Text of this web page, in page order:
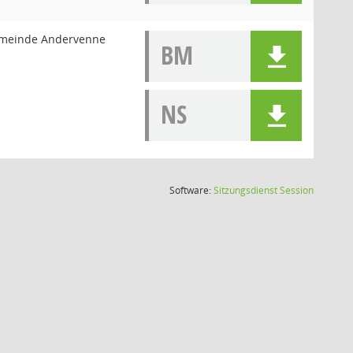
Andervenne
BM
NS
Software:SitzungsdienstSession(Wird in